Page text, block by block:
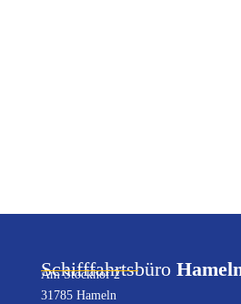
Schifffahrtsbüro
Am Stockhof 2
31785 Hameln